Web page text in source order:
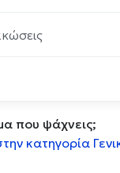
ολοκλήρωση
που ψάχνεις;
κατηγορία